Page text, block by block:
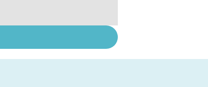
passage à l'acte